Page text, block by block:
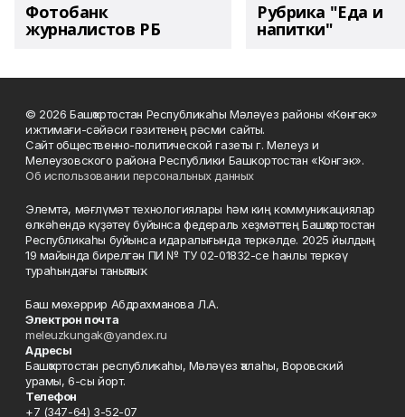
Фотобанк
журналистов РБ
Рубрика "Еда и
напитки"
© 2026 Башҡортостан Республикаһы Мәләүез районы «Көнгәк»
ижтимағи-сәйәси гәзитенең рәсми сайты.
Сайт общественно-политической газеты г. Мелеуз и
Мелеузовского района Республики Башкортостан «Конгэк».
Об использовании персональных данных
Элемтә, мәғлүмәт технологиялары һәм киң коммуникациялар
өлкәһендә күҙәтеү буйынса федераль хеҙмәттең Башҡортостан
Республикаһы буйынса идаралығында теркәлде. 2025 йылдың
19 майында бирелгән ПИ № ТУ 02-01832-се һанлы теркәү
тураһындағы таныҡлыҡ.
Баш мөхәррир Абдрахманова Л.А.
Электрон почта
meleuzkungak@yandex.ru
Адресы
Башҡортостан республикаһы, Мәләүез ҡалаһы, Воровский
урамы, 6-сы йорт.
Телефон
+7 (347-64) 3-52-07